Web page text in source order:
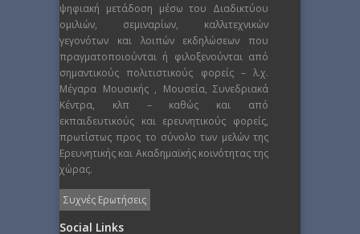
ψηφιακή μετάδοση μέσω του Διαδικτύου
ομιλιών, σεμιναρίων, καλλιτεχνικών
γεγονότων και λοιπών εκδηλώσεων που
πραγματοποιούνται ή φιλοξενούνται από
σημαντικούς πολιτιστικούς φορείς – λ.χ.
Μέγαρα Μουσικής , Μουσεία, Συνεδριακά
Κέντρα, κλπ – καθώς και από
εκπαιδευτικούς και ερευνητικούς φορείς,
πρωτίστως προς το σύνολο των μελών της
Ερευνητικής και Ακαδημαϊκής κοινότητας της
χώρας.
Συχνές Ερωτήσεις
Social Links